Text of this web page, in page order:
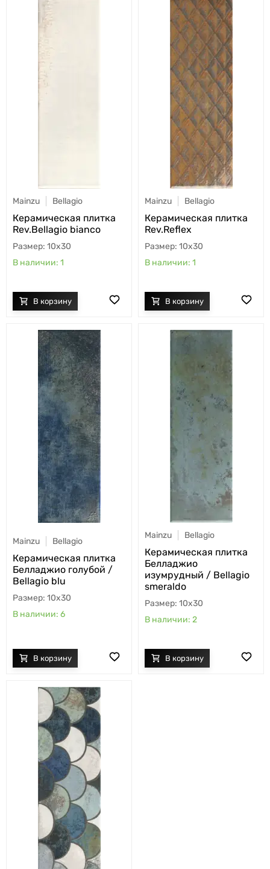
Mainzu Bellagio
Керамическая плитка
Rev.Bellagio bianco
10x30
1
Mainzu Bellagio
Керамическая плитка
Rev.Reflex
10x30
1
Mainzu Bellagio
Керамическая плитка
Белладжио голубой /
Bellagio blu
10x30
6
Mainzu Bellagio
Керамическая плитка
Белладжио
изумрудный / Bellagio
smeraldo
10x30
2